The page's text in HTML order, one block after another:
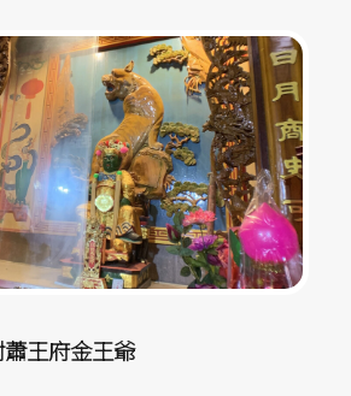
王府金王爺